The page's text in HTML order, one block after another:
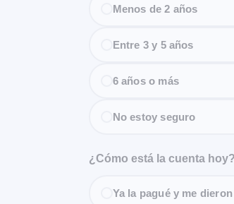
Menos de 2 años
Entre 3 y 5 años
6 años o más
No estoy seguro
¿Cómo está la cuenta hoy?
Ya la pagué y me